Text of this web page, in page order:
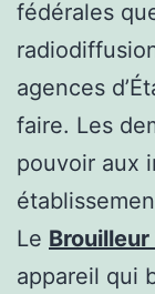
fédérales
agences
faire. Les
pouvoir aux
Le
appareil qui